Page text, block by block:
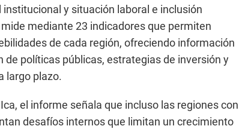
y situación laboral e inclusión
mediante 23 indicadores que permiten
de cada región, ofreciendo información
de políticas públicas, estrategias de inversión y
largo plazo.
el informe señala que incluso las regiones con
desafíos internos que limitan un crecimiento